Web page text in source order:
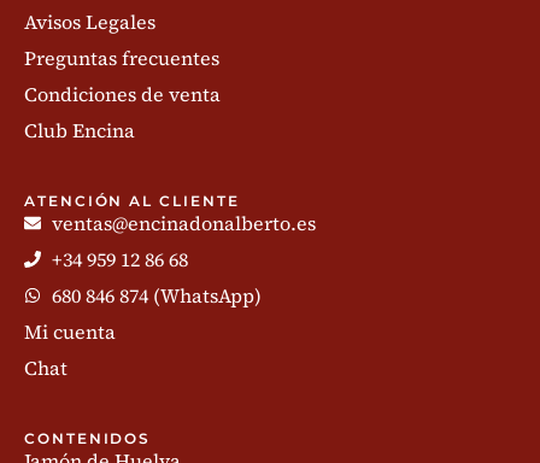
Avisos Legales
Preguntas frecuentes
Condiciones de venta
Club Encina
ATENCIÓN AL CLIENTE
ventas@encinadonalberto.es
+34 959 12 86 68
680 846 874 (WhatsApp)
Mi cuenta
Chat
CONTENIDOS